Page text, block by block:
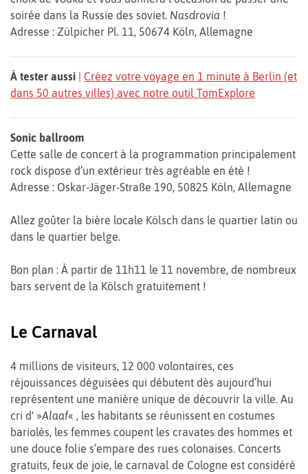
soirée dans la Russie des soviet. Nasdrovia !
Adresse : Zülpicher Pl. 11, 50674 Köln, Allemagne
À tester aussi
Créez votre voyage en 1 minute à Berlin (et
dans 50 autres villes) avec notre outil TomExplore
Sonic ballroom
Cette salle de concert à la programmation principalement
rock dispose d’un extérieur très agréable en été !
Adresse : Oskar-Jäger-Straße 190, 50825 Köln, Allemagne
Allez goûter la bière locale Kölsch dans le quartier latin ou
dans le quartier belge.
Bon plan : À partir de 11h11 le 11 novembre, de nombreux
bars servent de la Kölsch gratuitement !
Le Carnaval
4 millions de visiteurs, 12 000 volontaires, ces
réjouissances déguisées qui débutent dès aujourd’hui
représentent une manière unique de découvrir la ville. Au
cri d' »Alaaf« , les habitants se réunissent en costumes
bariolés, les femmes coupent les cravates des hommes et
une douce folie s’empare des rues colonaises. Concerts
gratuits, feux de joie, le carnaval de Cologne est considéré